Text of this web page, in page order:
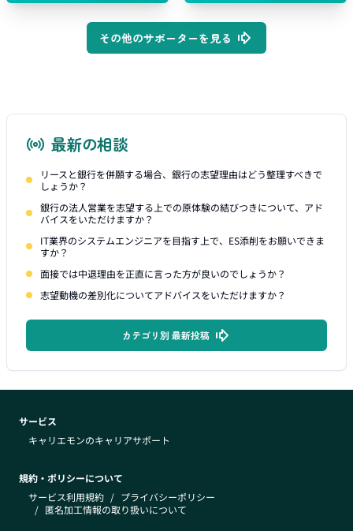
その他のサポーターを見る
最新の相談
リースと銀行を併願する場合、銀行の志望理由はどう整理すべきで
しょうか？
銀行の法人営業を志望する上での原体験の結びつきについて、アド
バイスをいただけますか？
IT業界のシステムエンジニアを目指す上で、ES添削をお願いできま
すか？
面接では中退理由を正直に言った方が良いのでしょうか？
志望動機の差別化についてアドバイスをいただけますか？
カテゴリ別 最新投稿
サービス
キャリエモンのキャリアサポート
規約・ポリシーについて
サービス利用規約 / プライバシーポリシー
/ 匿名加工情報の取り扱いについて